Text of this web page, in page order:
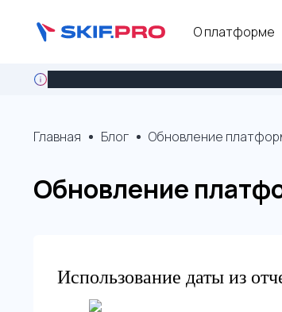
О платформе
Главная Блог Обновление
Обновление
Использование даты из